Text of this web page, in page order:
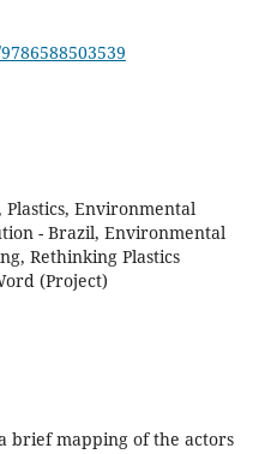
Environmental
- Brazil, Environmental
Rethinking Plastics
(Project)
brief mapping of the actors